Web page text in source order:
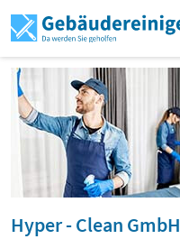
Hyper - Clean GmbH